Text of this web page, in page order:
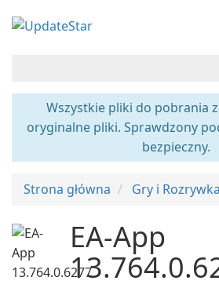
Wszystkie pliki do pobrania
oryginalne pliki. Sprawdzony
bezpieczny.
Strona główna Gry i Rozrywka
EA-App